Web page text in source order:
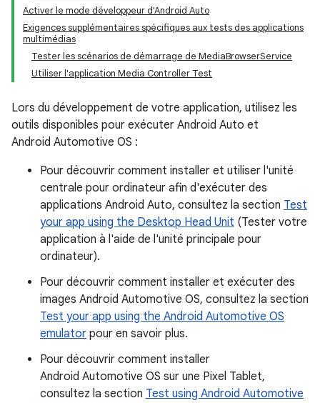
Activer le mode développeur d'Android Auto
Exigences supplémentaires spécifiques aux tests des applications
multimédias
Tester les scénarios de démarrage de MediaBrowserService
Utiliser l'application Media Controller Test
Lors du développement de votre application, utilisez les
outils disponibles pour exécuter Android Auto et
Android Automotive OS :
Pour découvrir comment installer et utiliser l'unité
centrale pour ordinateur afin d'exécuter des
applications Android Auto, consultez la section Test
your app using the Desktop Head Unit (Tester votre
application à l'aide de l'unité principale pour
ordinateur).
Pour découvrir comment installer et exécuter des
images Android Automotive OS, consultez la section
Test your app using the Android Automotive OS
emulator pour en savoir plus.
Pour découvrir comment installer
Android Automotive OS sur une Pixel Tablet,
consultez la section Test using Android Automotive